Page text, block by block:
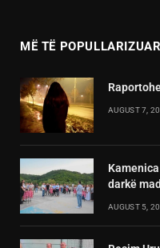
MË TË
AUGUST 7,
darkë
AUGUST 5,